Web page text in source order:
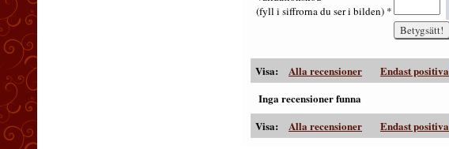
(fyll i siffrorna du ser i bilden) *
Visa: Alla recensioner Endast positiva
Inga recensioner funna
Visa:
Alla recensioner Endast positiva